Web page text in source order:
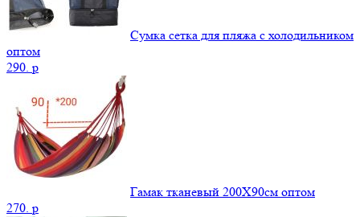
Сумка сетка для пляжа с холодильником
оптом
290. p
Гамак тканевый 200Х90см оптом
270. p